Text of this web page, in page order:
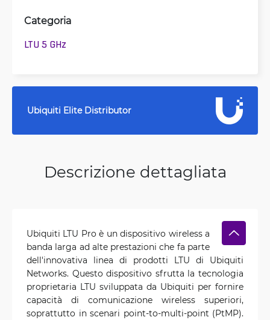
Categoria
LTU 5 GHz
Ubiquiti Elite Distributor
Descrizione dettagliata
Ubiquiti LTU Pro è un dispositivo wireless a
banda larga ad alte prestazioni che fa parte
dell'innovativa linea di prodotti LTU di Ubiquiti
Networks. Questo dispositivo sfrutta la tecnologia
proprietaria LTU sviluppata da Ubiquiti per fornire
capacità di comunicazione wireless superiori,
soprattutto in scenari point-to-multi-point (PtMP).